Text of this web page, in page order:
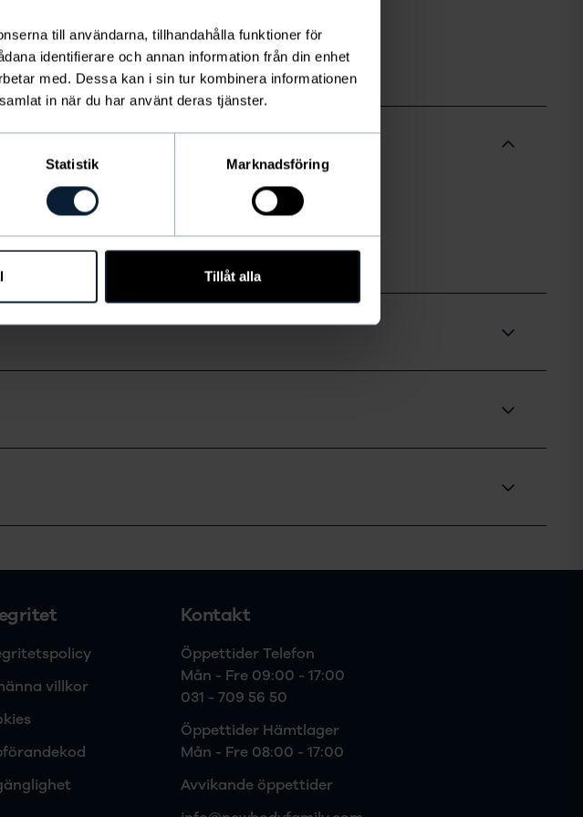
till användarna, tillhandahålla funktioner för
identifierare och annan information från din enhet
med. Dessa kan i sin tur kombinera informationen
in när du har använt deras tjänster.
Statistik Marknadsföring
Tillåt alla
- 41/45
villkor
Kontakt
Öppettider Telefon
Mån - Fre 09:00 - 17:00
031 - 709 56 50
Öppettider Hämtlager
Mån - Fre 08:00 - 17:00
Avvikande öppettider